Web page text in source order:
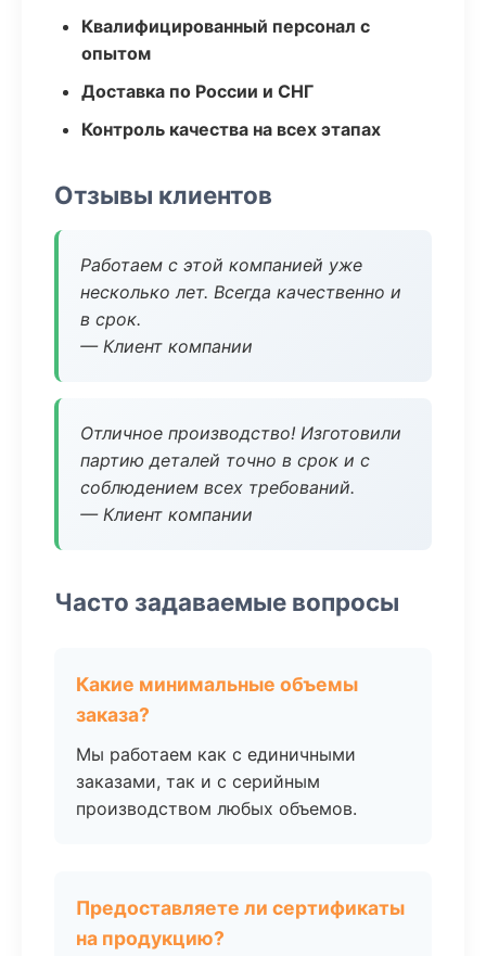
Квалифицированный персонал с
опытом
Доставка по России и СНГ
Контроль качества на всех этапах
Отзывы клиентов
Работаем с этой компанией уже
несколько лет. Всегда качественно и
в срок.
— Клиент компании
Отличное производство! Изготовили
партию деталей точно в срок и с
соблюдением всех требований.
— Клиент компании
Часто задаваемые вопросы
Какие минимальные объемы
заказа?
Мы работаем как с единичными
заказами, так и с серийным
производством любых объемов.
Предоставляете ли сертификаты
на продукцию?